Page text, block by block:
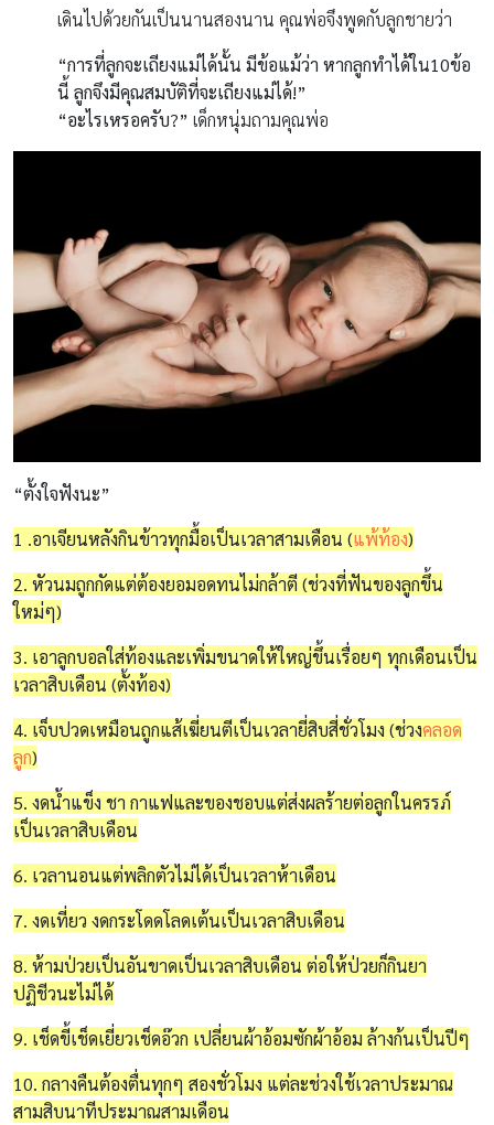
เดินไปด้วยกันเป็นนานสองนาน คุณพ่อจึงพูดกับลูกชายว่า
“การที่ลูกจะเถียงแม่ได้นั้น มีข้อแม้ว่า หากลูกทำได้ใน10ข้อ
นี้ ลูกจึงมีคุณสมบัติที่จะเถียงแม่ได้!”
“อะไรเหรอครับ?” เด็กหนุ่มถามคุณพ่อ
“ตั้งใจฟังนะ”
1 .อาเจียนหลังกินข้าวทุกมื้อเป็นเวลาสามเดือน (แพ้ท้อง)
2. หัวนมถูกกัดแต่ต้องยอมอดทนไม่กล้าตี (ช่วงที่ฟันของลูกขึ้น
ใหม่ๆ)
3. เอาลูกบอลใส่ท้องและเพิ่มขนาดให้ใหญ่ขึ้นเรื่อยๆ ทุกเดือนเป็น
เวลาสิบเดือน (ตั้งท้อง)
4. เจ็บปวดเหมือนถูกแส้เฆี่ยนตีเป็นเวลายี่สิบสี่ชั่วโมง (ช่วงคลอด
ลูก)
5. งดน้ำแข็ง ชา กาแฟและของชอบแต่ส่งผลร้ายต่อลูกในครรภ์
เป็นเวลาสิบเดือน
6. เวลานอนแต่พลิกตัวไม่ได้เป็นเวลาห้าเดือน
7. งดเที่ยว งดกระโดดโลดเต้นเป็นเวลาสิบเดือน
8. ห้ามป่วยเป็นอันขาดเป็นเวลาสิบเดือน ต่อให้ป่วยก็กินยา
ปฏิชีวนะไม่ได้
9. เช็ดขี้เช็ดเยี่ยวเช็ดอ๊วก เปลี่ยนผ้าอ้อมซักผ้าอ้อม ล้างก้นเป็นปีๆ
10. กลางคืนต้องตื่นทุกๆ สองชั่วโมง แต่ละช่วงใช้เวลาประมาณ
สามสิบนาทีประมาณสามเดือน